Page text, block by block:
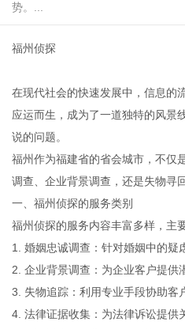
势。...
福州侦探
在现代社会的快速发展中，信息的
应运而生，成为了一道独特的风景
说的问题。
福州作为福建省的省会城市，不仅
调查、企业背景调查，还是失物寻
一、福州侦探的服务类别
福州侦探的服务内容丰富多样，主
1. 婚姻忠诚调查：针对婚姻中的疑
2. 企业背景调查：为企业客户提供
3. 失物追踪：利用专业手段协助客
4. 法律证据收集：为法律诉讼提供